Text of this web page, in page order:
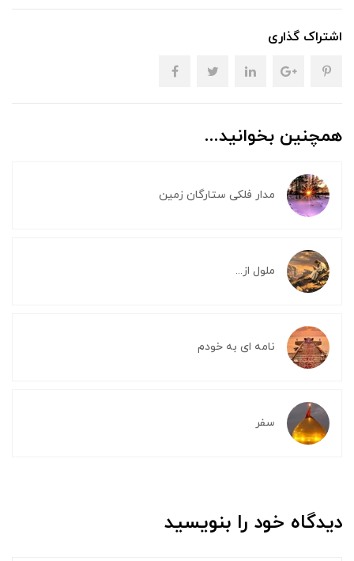
اشتراک گذاری
همچنین بخوانید...
مدار فلکی ستارگان زمین
ملول از...
نامه ای به خودم
سفر
دیدگاه خود را بنویسید